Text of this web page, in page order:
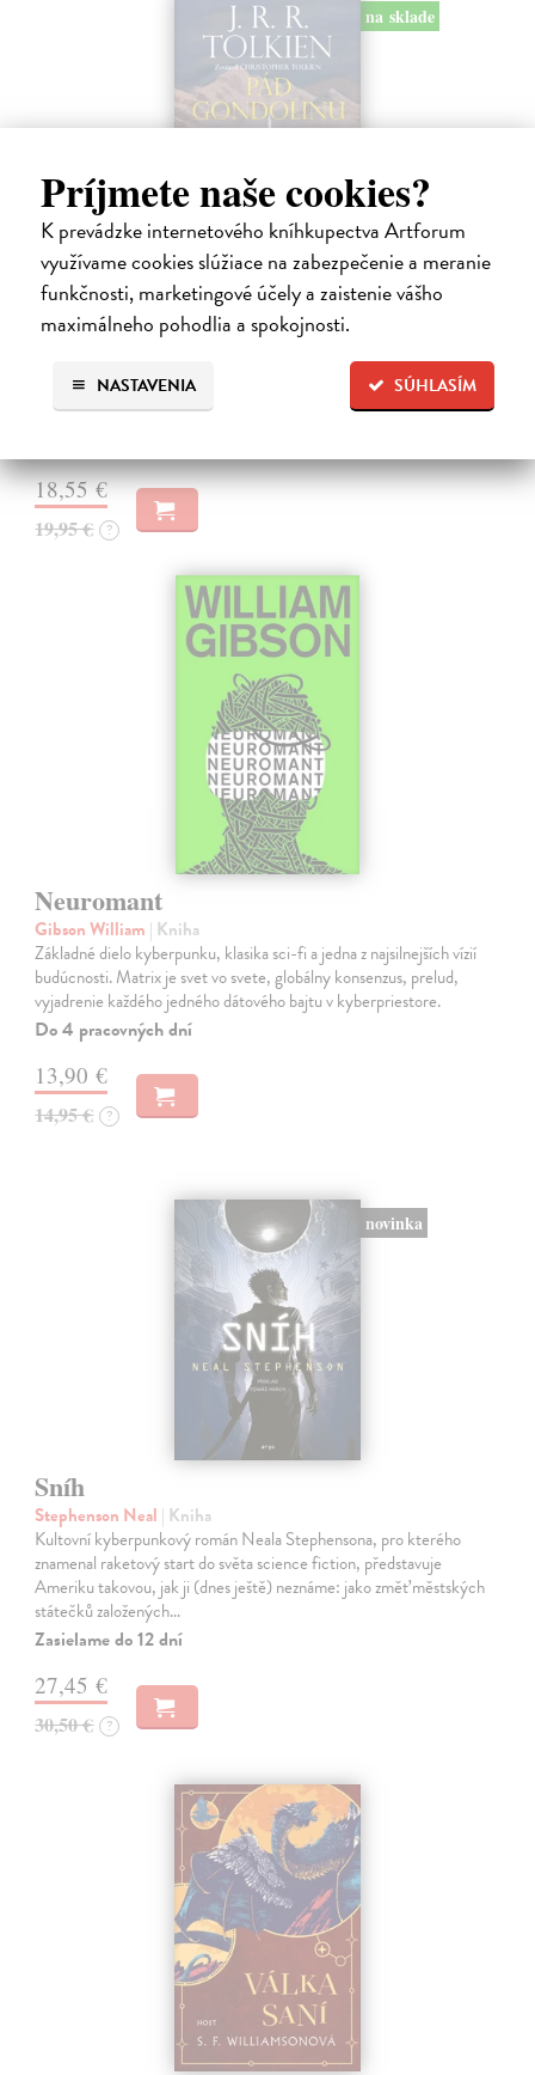
Príjmete naše cookies?
K prevádzke internetového kníhkupectva Artforum
využívame cookies slúžiace na zabezpečenie a meranie
funkčnosti, marketingové účely a zaistenie vášho
maximálneho pohodlia a spokojnosti.
SÚHLASÍM
NASTAVENIA
na sklade
Pád Gondolinu
| Kniha
Legenda o páde Gondolinu hovorí o boji dvoch najväčších mocností
sveta. Zlo predstavuje Morgoth, najhorší zo všetkých, vodca
obrovských armád, ktoré riadi zo svojej železnej pevnosti.
18,55 €
19,95 € ?
Neuromant
Gibson William | Kniha
Základné dielo kyberpunku, klasika sci-fi a jedna z najsilnejších vízií
budúcnosti. Matrix je svet vo svete, globálny konsenzus, prelud,
vyjadrenie každého jedného dátového bajtu v kyberpriestore.
Do 4 pracovných dní
13,90 €
14,95 € ?
novinka
Sníh
Stephenson Neal | Kniha
Kultovní kyberpunkový román Neala Stephensona, pro kterého
znamenal raketový start do světa science fiction, představuje
Ameriku takovou, jak ji (dnes ještě) neznáme: jako změť městských
státečků založených…
Zasielame do 12 dní
27,45 €
30,50 € ?